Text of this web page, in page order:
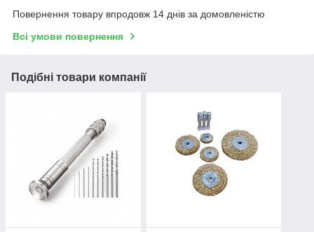
Повернення товару впродовж 14 днів за домовленістю
Всі умови повернення
Подібні товари компанії